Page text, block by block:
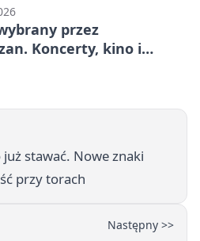
przez
Koncerty, kino i
stawać. Nowe znaki
przy torach
Następny >>